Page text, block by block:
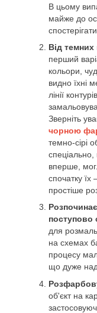
В цьому
майже до
Від темних
перший
кольори,
видно їхні
лінії
Зверніть
чорною
темно-сірі
вперше,
спочатку
простіше
поступово
для
на схемах
процесу
що дуже
об'єкт на